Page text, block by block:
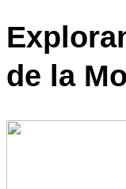
de la